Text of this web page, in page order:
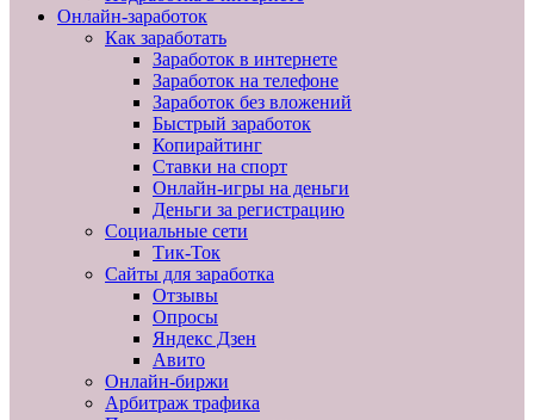
Онлайн-заработок
Как заработать
Заработок в интернете
Заработок на телефоне
Заработок без вложений
Быстрый заработок
Копирайтинг
Ставки на спорт
Онлайн-игры на деньги
Деньги за регистрацию
Социальные сети
Тик-Ток
Сайты для заработка
Отзывы
Опросы
Яндекс Дзен
Авито
Онлайн-биржи
Арбитраж трафика